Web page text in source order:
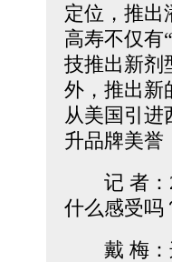
定位，推出
高寿不仅有
技推出新剂
外，推出新
从美国引进
升品牌美誉
记 者：
什么感受吗
戴 梅：这